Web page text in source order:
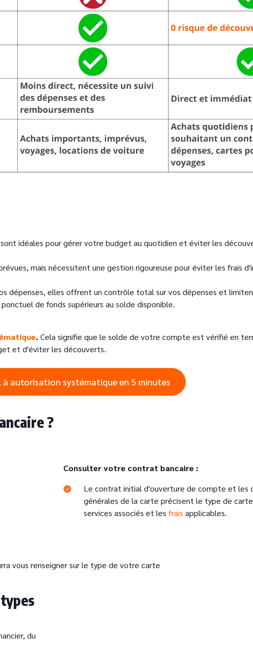
idéales pour gérer votre budget au quotidien et éviter les
mais nécessitent une gestion rigoureuse pour éviter les frais
dépenses, elles offrent un contrôle total sur vos dépenses et
de fonds supérieurs au solde disponible.
. Cela signifie que le solde de votre compte est vérifié en
et d'éviter les découverts.
autorisation systématique en 5 minutes
?
Text
Consulter votre contrat bancaire :
Le contrat initial d'ouverture de compte et les
générales de la carte précisent le type de
services associés et les frais applicables.
vous renseigner sur le type de votre carte
du